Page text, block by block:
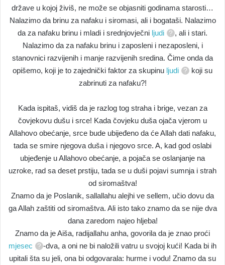
države u kojoj živiš, ne može se objasniti godinama starosti…
Nalazimo da brinu za nafaku i siromasi, ali i bogataši. Nalazimo
da za nafaku brinu i mladi i srednjovječni ljudi
, ali i stari.
Nalazimo da za nafaku brinu i zaposleni i nezaposleni, i
stanovnici razvijenih i manje razvijenih sredina. Čime onda da
opišemo, koji je to zajednički faktor za skupinu ljudi
koji su
zabrinuti za nafaku?!
Kada ispitaš, vidiš da je razlog tog straha i brige, vezan za
čovjekovu dušu i srce! Kada čovjeku duša ojača vjerom u
Allahovo obećanje, srce bude ubijeđeno da će Allah dati nafaku,
tada se smire njegova duša i njegovo srce. A, kad god oslabi
ubjeđenje u Allahovo obećanje, a pojača se oslanjanje na
uzroke, rad sa deset prstiju, tada se u duši pojavi sumnja i strah
od siromaštva!
Znamo da je Poslanik, sallallahu alejhi ve sellem, učio dovu da
ga Allah zaštiti od siromaštva. Ali isto tako znamo da se nije dva
dana zaredom najeo hljeba!
Znamo da je Aiša, radijallahu anha, govorila da je znao proći
mjesec
-dva, a oni ne bi naložili vatru u svojoj kući! Kada bi ih
upitali šta su jeli, ona bi odgovarala: hurme i vodu! Znamo da su